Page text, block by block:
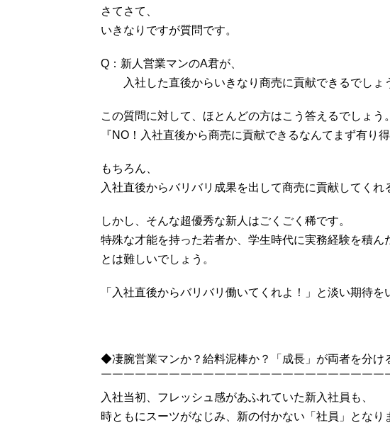
さてさて、
いきなりですが質問です。
Q：新人営業マンのA君が、
入社した直後からいきなり商売に貢献できるでしょ
この質問に対して、ほとんどの方はこう答えるでしょう。
『NO！入社直後から商売に貢献できるなんてまず有り得
もちろん、
入社直後からバリバリ成果を出して商売に貢献してくれ
しかし、そんな超優秀な新人はごくごく稀です。
特殊な才能を持った若者か、学生時代に実務経験を積
とは難しいでしょう。
「入社直後からバリバリ働いてくれよ！」と淡い期待
◆凄腕営業マンか？給料泥棒か？「成長」が両者を分け
￣￣￣￣￣￣￣￣￣￣￣￣￣￣￣￣￣￣￣￣￣￣￣￣￣
入社当初、フレッシュ感があふれていた新入社員も、
時ともにスーツがなじみ、新の付かない「社員」となり